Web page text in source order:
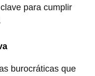
para cumplir
burocráticas que